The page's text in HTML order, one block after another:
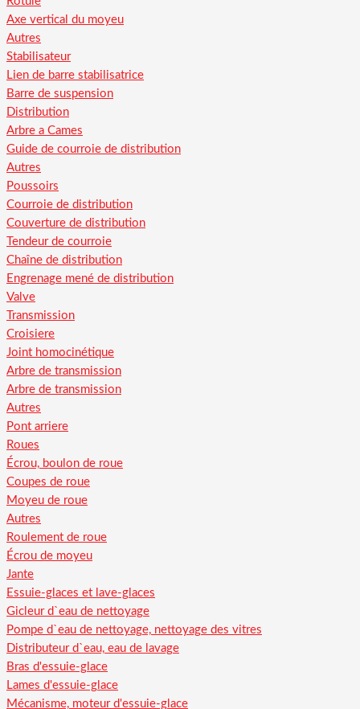
Axe vertical du moyeu
Autres
Stabilisateur
Lien de barre stabilisatrice
Barre de suspension
Distribution
Arbre a Cames
Guide de courroie de distribution
Autres
Poussoirs
Courroie de distribution
Couverture de distribution
Tendeur de courroie
Chaîne de distribution
Engrenage mené de distribution
Valve
Transmission
Croisiere
Joint homocinétique
Arbre de transmission
Arbre de transmission
Autres
Pont arriere
Roues
Écrou, boulon de roue
Coupes de roue
Moyeu de roue
Autres
Roulement de roue
Écrou de moyeu
Jante
Essuie-glaces et lave-glaces
Gicleur d`eau de nettoyage
Pompe d`eau de nettoyage, nettoyage des vitres
Distributeur d`eau, eau de lavage
Bras d'essuie-glace
Lames d'essuie-glace
Mécanisme, moteur d'essuie-glace